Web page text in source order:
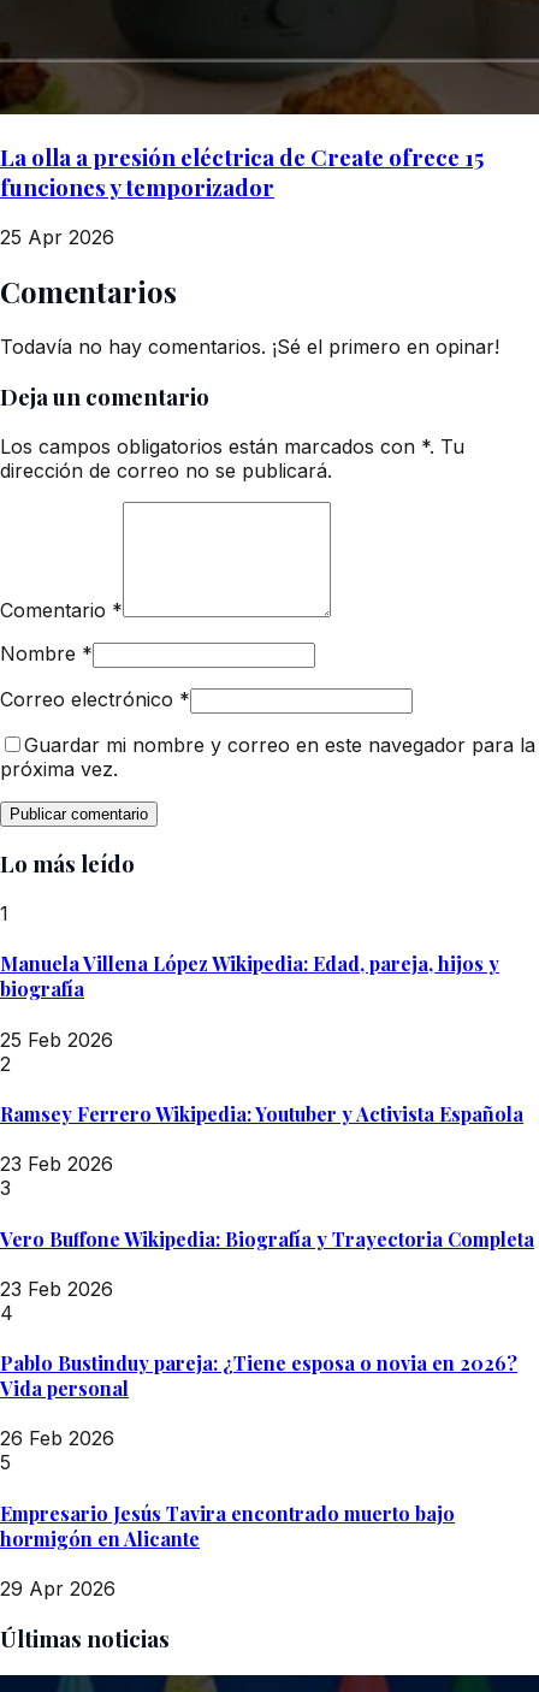
La olla a presión eléctrica de Create ofrece 15
funciones y temporizador
25 Apr 2026
Comentarios
Todavía no hay comentarios. ¡Sé el primero en opinar!
Deja un comentario
Los campos obligatorios están marcados con *. Tu
dirección de correo no se publicará.
Comentario *
Nombre *
Correo electrónico *
Guardar mi nombre y correo en este navegador para la
próxima vez.
Lo más leído
1
Manuela Villena López Wikipedia: Edad, pareja, hijos y
biografía
25 Feb 2026
2
Ramsey Ferrero Wikipedia: Youtuber y Activista Española
23 Feb 2026
3
Vero Buffone Wikipedia: Biografía y Trayectoria Completa
23 Feb 2026
4
Pablo Bustinduy pareja: ¿Tiene esposa o novia en 2026?
Vida personal
26 Feb 2026
5
Empresario Jesús Tavira encontrado muerto bajo
hormigón en Alicante
29 Apr 2026
Últimas noticias